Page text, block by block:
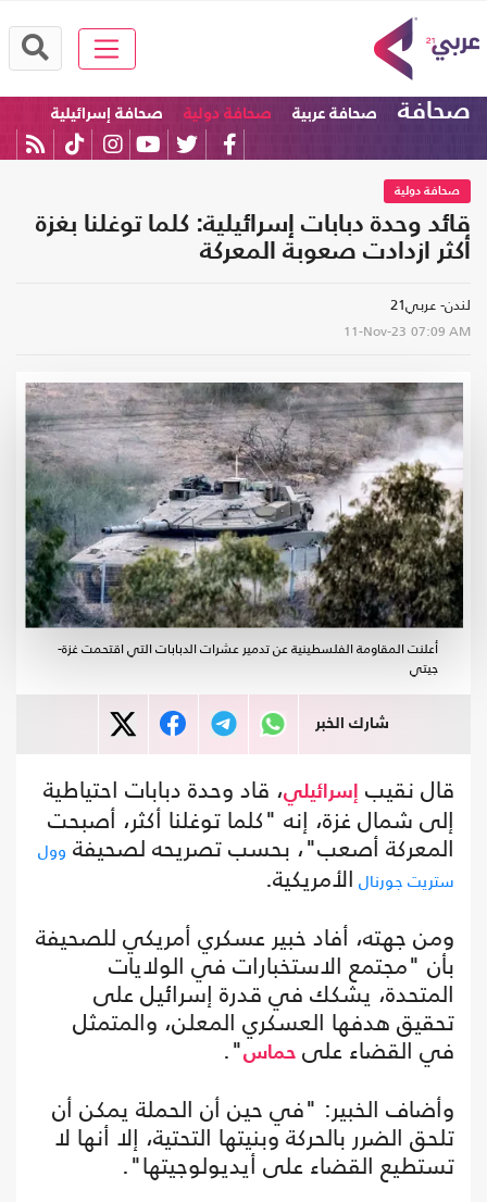
صحافة صحافة عربية صحافة دولية صحافة إسرائيلية
صحافة دولية
قائد وحدة دبابات إسرائيلية: كلما توغلنا بغزة
أكثر ازدادت صعوبة المعركة
لندن- عربي21
11-Nov-23 07:09 AM
أعلنت المقاومة الفلسطينية عن تدمير عشرات الدبابات التي اقتحمت غزة-
جيتي
شارك الخبر
قال نقيب إسرائيلي، قاد وحدة دبابات احتياطية
إلى شمال غزة، إنه "كلما توغلنا أكثر، أصبحت
المعركة أصعب"، بحسب تصريحه لصحيفة وول
ستريت جورنال الأمريكية.
ومن جهته، أفاد خبير عسكري أمريكي للصحيفة
بأن "مجتمع الاستخبارات في الولايات
المتحدة، يشكك في قدرة إسرائيل على
تحقيق هدفها العسكري المعلن، والمتمثل
في القضاء على حماس".
وأضاف الخبير: "في حين أن الحملة يمكن أن
تلحق الضرر بالحركة وبنيتها التحتية، إلا أنها لا
تستطيع القضاء على أيديولوجيتها".